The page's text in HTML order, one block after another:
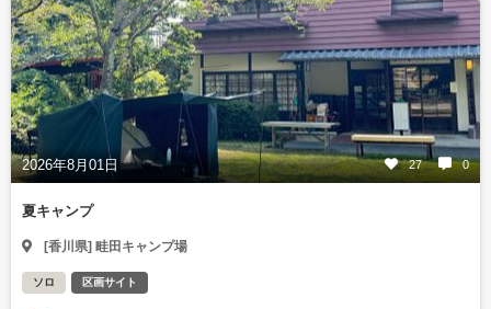
2026年8月01日 27 0
夏キャンプ
[香川県] 畦田キャンプ場
ソロ 区画サイト